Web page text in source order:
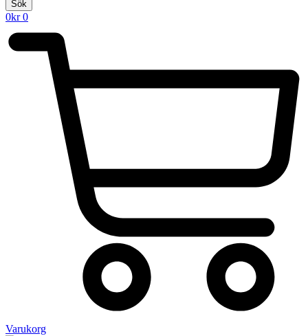
Sök
0kr 0
Varukorg